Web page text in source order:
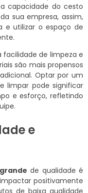
capacidade do cesto
sua empresa, assim,
e utilizar o espaço de
de limpeza e
são mais propensos
Optar por um
limpar pode significar
e esforço, refletindo
e
de qualidade é
positivamente